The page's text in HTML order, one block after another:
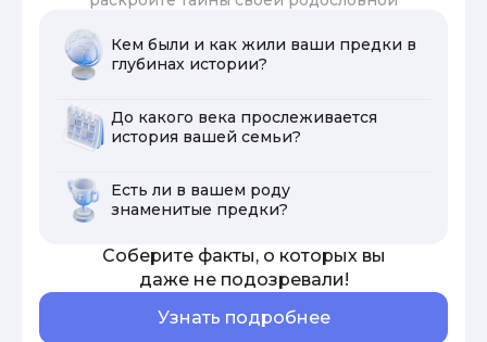
Кем были и как жили ваши предки в
глубинах истории?
До какого века прослеживается
история вашей семьи?
Есть ли в вашем роду
знаменитые предки?
Соберите факты, о которых вы
даже не подозревали!
Узнать подробнее